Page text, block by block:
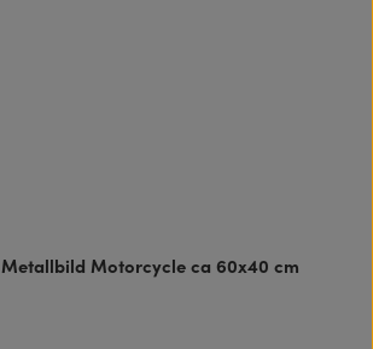
Motorcycle ca 60x40 cm